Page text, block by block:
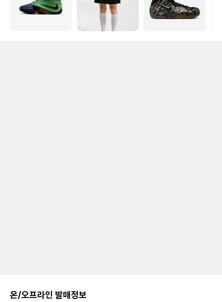
온/오프라인 발매정보